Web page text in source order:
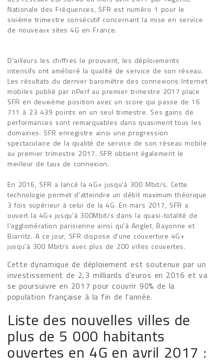
Nationale des Fréquences, SFR est numéro 1 pour le
sixième trimestre consécutif concernant la mise en service
de nouveaux sites 4G en France.
D'ailleurs les chiffres le prouvent, les déploiements
intensifs ont amélioré la qualité de service de son réseau.
Les résultats du dernier baromètre des connexions Internet
mobiles publié par nPerf au premier trimestre 2017 place
SFR en deuxième position avec un score qui passe de 16
711 à 23 439 points en un seul trimestre. Ses gains de
performances sont remarquables dans quasiment tous les
domaines. SFR enregistre ainsi une progression
spectaculaire de la qualité de service de son réseau mobile
au premier trimestre 2017. SFR obtient également le
meilleur de taux de connexion.
En 2016, SFR a lancé la 4G+ jusqu'à 300 Mbit/s. Cette
technologie permet d'atteindre un débit maximum théorique
3 fois supérieur à celui de la 4G. En mars 2017, SFR a
ouvert la 4G+ jusqu'à 300Mbit/s dans la quasi-totalité de
l'agglomération parisienne ainsi qu'à Anglet, Bayonne et
Biarritz. A ce jour, SFR dispose d'une couverture 4G+
jusqu'à 300 Mbit/s avec plus de 200 villes couvertes.
Cette dynamique de déploiement est soutenue par un
investissement de 2,3 milliards d'euros en 2016 et va
se poursuivre en 2017 pour couvrir 90% de la
population française à la fin de l'année.
Liste des nouvelles villes de
plus de 5 000 habitants
ouvertes en 4G en avril 2017 :